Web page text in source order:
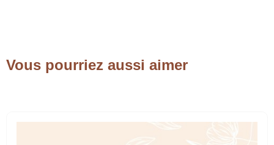
Vous pourriez aussi aimer